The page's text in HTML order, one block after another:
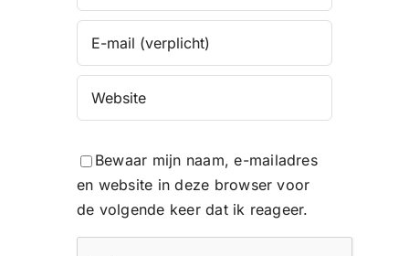
Bewaar mijn naam, e-mailadres
en website in deze browser voor
de volgende keer dat ik reageer.